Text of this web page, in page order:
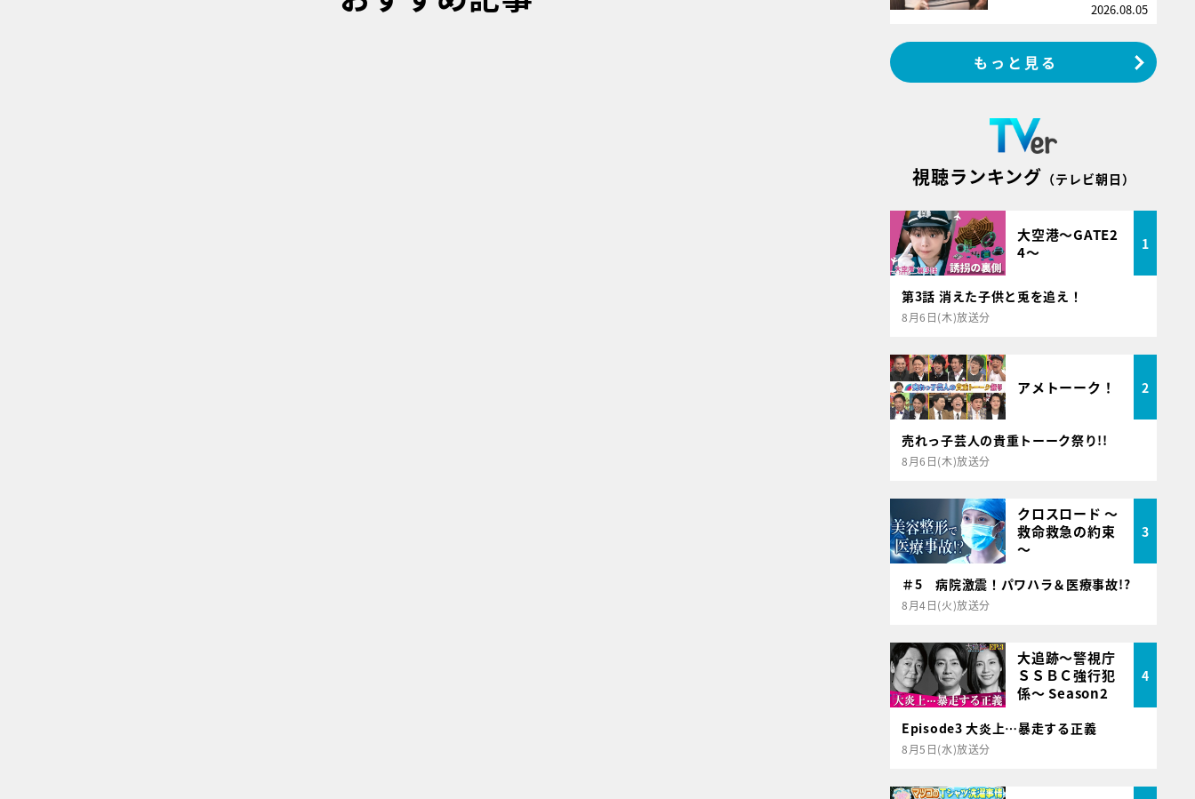
2026.08.05
もっと見る
視聴ランキング （テレビ朝日）
大空港～GATE2
4～
1
第3話 消えた子供と兎を追え！
8月6日(木)放送分
アメトーーク！ 2
売れっ子芸人の貴重トーーク祭り!!
8月6日(木)放送分
クロスロード ～
救命救急の約束
～
3
＃5 病院激震！パワハラ＆医療事故!?
8月4日(火)放送分
大追跡～警視庁
ＳＳＢＣ強行犯
係～ Season2
4
Episode3 大炎上…暴走する正義
8月5日(水)放送分